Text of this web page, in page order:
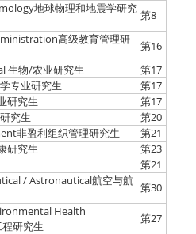
地球物理和地震学研究 第8
高级教育管理研
第16
生物/农业研究生
第17
专业研究生
第17
研究生
第17
究生
第20
非盈利组织管理研究生
第21
研究生
第23
第21
/ Astronautical航空与航 第30
Health
研究生
第27